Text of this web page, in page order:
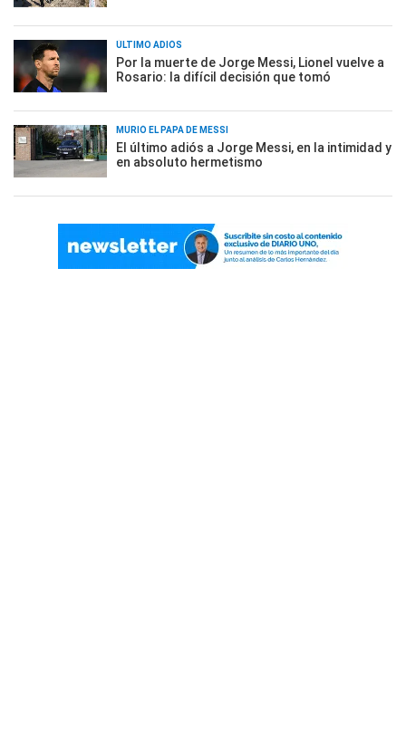
ÚLTIMO ADIÓS
Por la muerte de Jorge Messi, Lionel vuelve a
Rosario: la difícil decisión que tomó
MURIÓ EL PAPÁ DE MESSI
El último adiós a Jorge Messi, en la intimidad y
en absoluto hermetismo